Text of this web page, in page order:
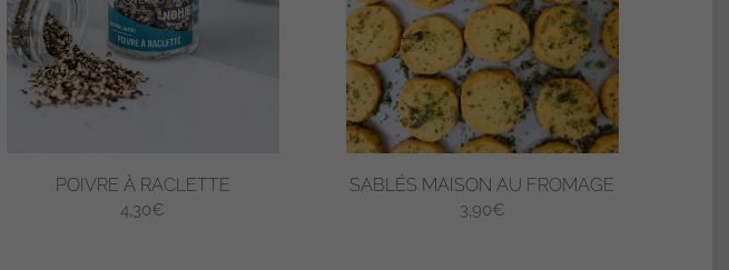
POIVRE À RACLETTE
4,30€
SABLÉS MAISON AU FROMAGE
3,90€